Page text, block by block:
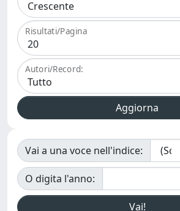
Risultati/Pagina
Autori/Record:
Vai a una voce nell'indice:
O digita l'anno: